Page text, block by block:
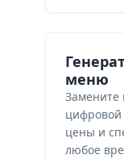
меню
цифровой
цены и
любое